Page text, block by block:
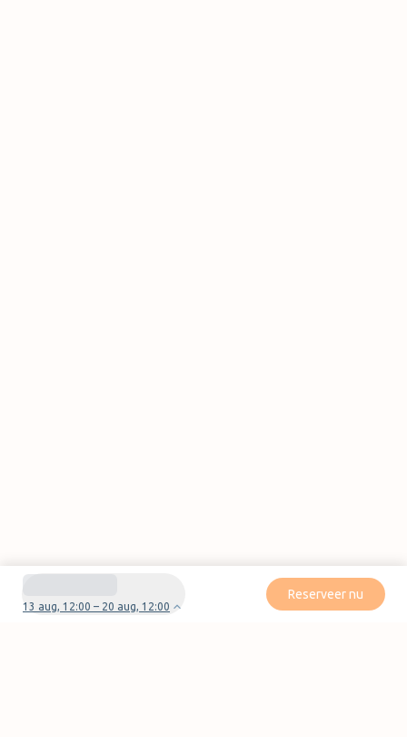
13 aug, 12:00 – 20 aug, 12:00
Reserveer nu